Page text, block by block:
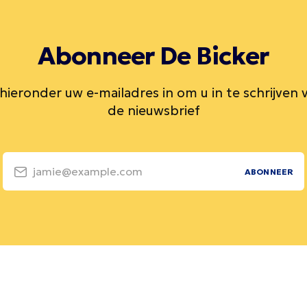
Abonneer De Bicker
uw e-mailadres in om u in te schrijven
de nieuwsbrief
jamie@example.com ABONNEER